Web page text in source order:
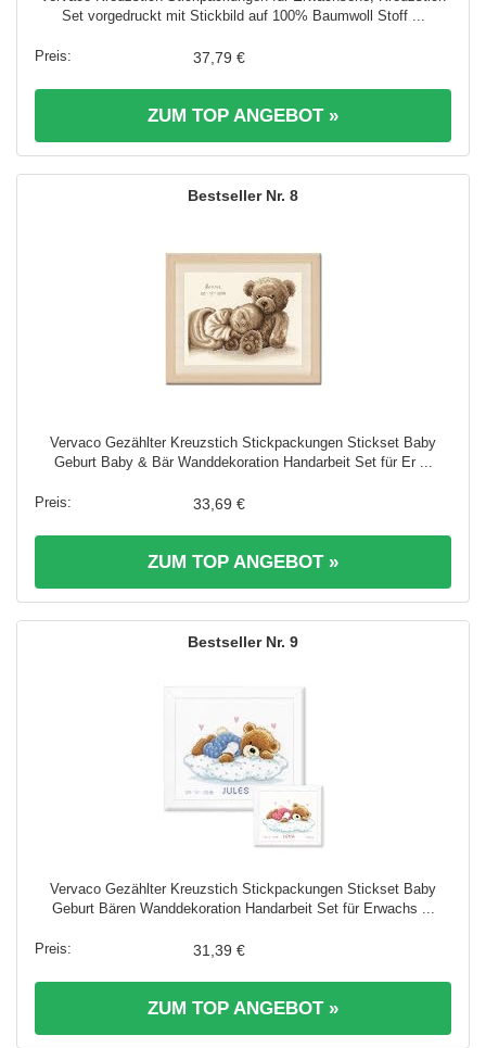
Set vorgedruckt mit Stickbild auf 100% Baumwoll Stoff ...
37,79 €
ZUM TOP ANGEBOT »
8
Vervaco Gezählter Kreuzstich Stickpackungen Stickset Baby
Geburt Baby & Bär Wanddekoration Handarbeit Set für Er ...
33,69 €
ZUM TOP ANGEBOT »
9
Vervaco Gezählter Kreuzstich Stickpackungen Stickset Baby
Geburt Bären Wanddekoration Handarbeit Set für Erwachs ...
31,39 €
ZUM TOP ANGEBOT »